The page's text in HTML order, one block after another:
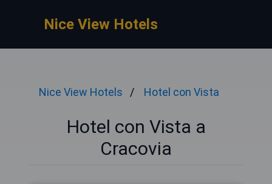
Nice View Hotels
Nice View Hotels Hotel con Vista
Hotel con Vista a
Cracovia